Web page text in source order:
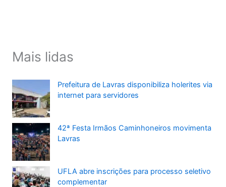
Mais lidas
Prefeitura de Lavras disponibiliza holerites via
internet para servidores
42ª Festa Irmãos Caminhoneiros movimenta
Lavras
UFLA abre inscrições para processo seletivo
complementar